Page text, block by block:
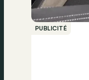
PUBLICITÉ